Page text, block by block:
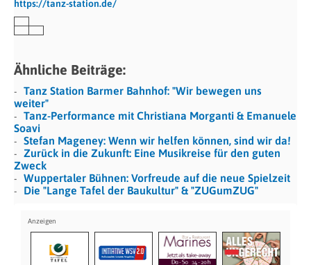
https://tanz-station.de/
Ähnliche Beiträge:
Tanz Station Barmer Bahnhof: "Wir bewegen uns
weiter"
Tanz-Performance mit Christiana Morganti & Emanuele
Soavi
Stefan Mageney: Wenn wir helfen können, sind wir da!
Zurück in die Zukunft: Eine Musikreise für den guten
Zweck
Wuppertaler Bühnen: Vorfreude auf die neue Spielzeit
Die "Lange Tafel der Baukultur" & "ZUGumZUG"